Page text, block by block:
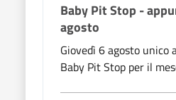
Baby Pit Stop -
agosto
Giovedì 6 agosto unico
Baby Pit Stop per il